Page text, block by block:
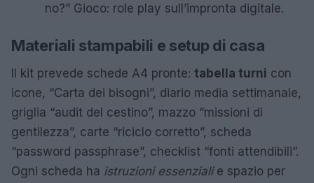
no?” Gioco: role play sull’impronta digitale.
Materiali stampabili e setup di casa
Il kit prevede schede A4 pronte: tabella turni con
icone, “Carta dei bisogni”, diario media settimanale,
griglia “audit del cestino”, mazzo “missioni di
gentilezza”, carte “riciclo corretto”, scheda
“password passphrase”, checklist “fonti attendibili”.
Ogni scheda ha istruzioni essenzialie spazio per